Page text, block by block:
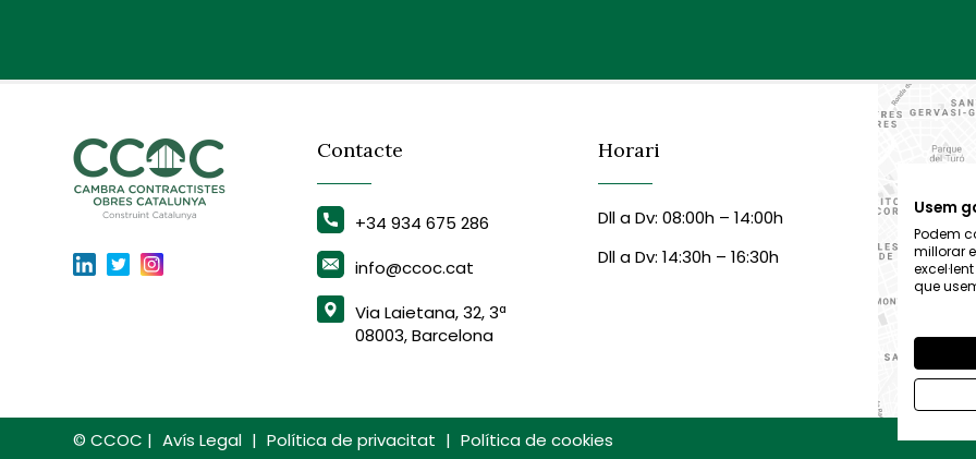
Contacte
+34 934 675 286
info@ccoc.cat
Via Laietana, 32, 3ª
08003, Barcelona
Horari
Dll a Dv: 08:00h – 14:00h
Dll a Dv: 14:30h – 16:30h
© CCOC | Avís Legal | Política de privacitat | Política de cookies
Usem
Podem
millorar
que